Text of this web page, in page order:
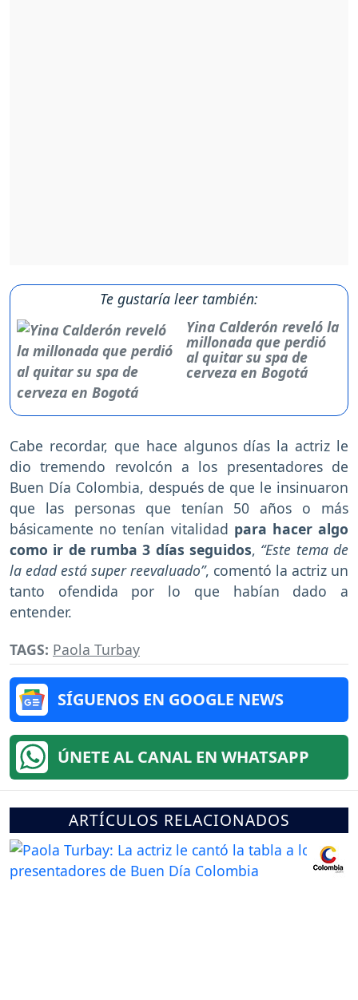
Te gustaría leer también:
Yina Calderón reveló la
millonada que perdió
al quitar su spa de
cerveza en Bogotá
Cabe recordar, que hace algunos días la actriz le
dio tremendo revolcón a los presentadores de
Buen Día Colombia, después de que le insinuaron
que las personas que tenían 50 años o más
básicamente no tenían vitalidad para hacer algo
como ir de rumba 3 días seguidos, “Este tema de
la edad está super reevaluado”, comentó la actriz un
tanto ofendida por lo que habían dado a
entender.
TAGS: Paola Turbay
SÍGUENOS EN GOOGLE NEWS
ÚNETE AL CANAL EN WHATSAPP
ARTÍCULOS RELACIONADOS